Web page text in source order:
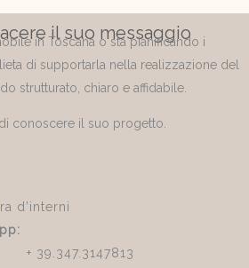
il suo messaggio
in Toscana o sta pianificando i
di supportarla nella realizzazione del
strutturato, chiaro e affidabile.
conoscere il suo progetto.
d’interni
+ 39.347.3147813